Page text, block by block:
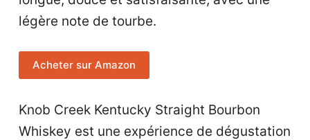
légère note de tourbe.
Acheter sur Amazon
Knob Creek Kentucky Straight Bourbon
Whiskey est une expérience de dégustation